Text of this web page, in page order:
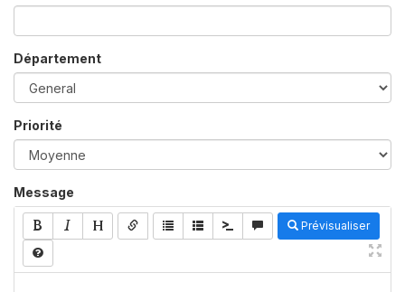
Département
Priorité
Message
Prévisualiser